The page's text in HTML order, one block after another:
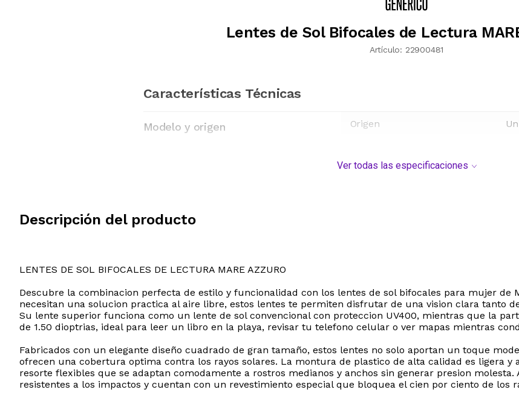
Lentes de Sol Bifocales de Lectura
Artículo: 22900481
Características Técnicas
Modelo y origen Origen
Ver todas las especificaciones
Descripción del producto
LENTES DE SOL BIFOCALES DE LECTURA MARE AZZURO
Descubre la combinacion perfecta de estilo y funcionalidad con los lentes de sol bifocales para mujer de
necesitan una solucion practica al aire libre, estos lentes te permiten disfrutar de una vision clara tanto
Su lente superior funciona como un lente de sol convencional con proteccion UV400, mientras que la
de 1.50 dioptrias, ideal para leer un libro en la playa, revisar tu telefono celular o ver mapas mientras
Fabricados con un elegante diseño cuadrado de gran tamaño, estos lentes no solo aportan un toque
ofrecen una cobertura optima contra los rayos solares. La montura de plastico de alta calidad es ligera y
resorte flexibles que se adaptan comodamente a rostros medianos y anchos sin generar presion
resistentes a los impactos y cuentan con un revestimiento especial que bloquea el cien por ciento de los